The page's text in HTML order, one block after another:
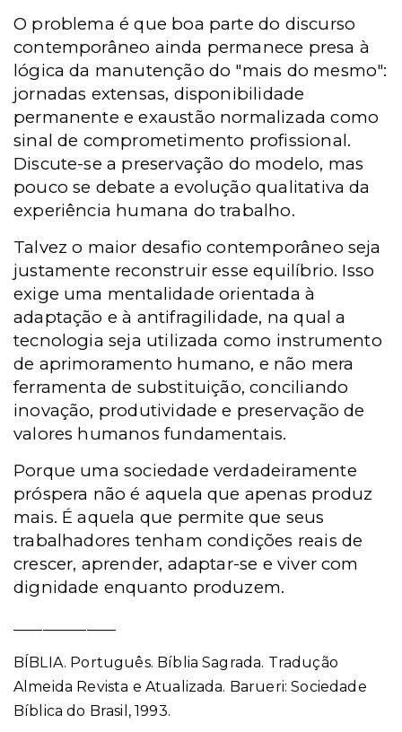
O problema é que boa parte do discurso
contemporâneo ainda permanece presa à
lógica da manutenção do "mais do mesmo":
jornadas extensas, disponibilidade
permanente e exaustão normalizada como
sinal de comprometimento profissional.
Discute-se a preservação do modelo, mas
pouco se debate a evolução qualitativa da
experiência humana do trabalho.
Talvez o maior desafio contemporâneo seja
justamente reconstruir esse equilíbrio. Isso
exige uma mentalidade orientada à
adaptação e à antifragilidade, na qual a
tecnologia seja utilizada como instrumento
de aprimoramento humano, e não mera
ferramenta de substituição, conciliando
inovação, produtividade e preservação de
valores humanos fundamentais.
Porque uma sociedade verdadeiramente
próspera não é aquela que apenas produz
mais. É aquela que permite que seus
trabalhadores tenham condições reais de
crescer, aprender, adaptar-se e viver com
dignidade enquanto produzem.
BÍBLIA. Português. Bíblia Sagrada. Tradução
Almeida Revista e Atualizada. Barueri: Sociedade
Bíblica do Brasil, 1993.